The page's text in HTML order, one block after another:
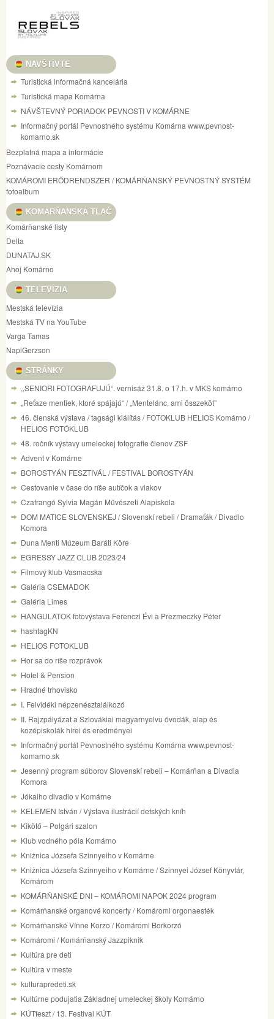
NAVŠTÍVTE
Turistická informačná kancelária
Turistická mapa Komárna
NÁVŠTEVNÝ PORIADOK PEVNOSTI V KOMÁRNE
Informačný portál Pevnostného systému Komárna www.pevnost-
komarno.sk
Bezplatná mapa a informácie
Poznávacie cesty Komárnom
KOMÁROMI ERŐDRENDSZER / KOMÁRŇANSKÝ PEVNOSTNÝ SYSTÉM
fotoalbum
KOMÁRŇANSKÁ TLAČ
Komárňanské listy
Delta
DUNATAJ.SK
Ahoj Komárno
TELEVÍZIA
Mestská televízia
Mestská TV na YouTube
Varga Tamas
NapiGerzson
STRÁNKY
,,SENIORI FOTOGRAFUJÚ“. vernisáž 31.8. o 17.h. v MKS komárno
„Reťaze mentiek, ktoré spájajú“ / „Mentelánc, ami összeköt”
46. členská výstava / tagsági kiálítás / FOTOKLUB HELIOS Komárno /
HELIOS FOTÓKLUB
48. ročník výstavy umeleckej fotografie členov ZSF
Advent v Komárne
BOROSTYÁN FESZTIVÁL / FESTIVAL BOROSTYÁN
Cestovanie v čase do ríše autíčok a vlakov
Czafrangó Sylvia Magán Művészeti Alapiskola
DOM MATICE SLOVENSKEJ / Slovenskí rebeli / Dramaťák / Divadlo
Komora
Duna Menti Múzeum Baráti Köre
EGRESSY JAZZ CLUB 2023/24
Filmový klub Vasmacska
Galéria CSEMADOK
Galéria Limes
HANGULATOK fotovýstava Ferenczi Évi a Prezmeczky Péter
hashtagKN
HELIOS FOTOKLUB
Hor sa do ríše rozprávok
Hotel & Pension
Hradné trhovisko
I. Felvidéki népzenésztalálkozó
II. Rajzpályázat a Szlovákiai magyarnyelvu óvodák, alap és
kozépiskolák hírei és eredményei
Informačný portál Pevnostného systému Komárna www.pevnost-
komarno.sk
Jesenný program súborov Slovenskí rebeli – Komárňan a Divadla
Komora
Jókaiho divadlo v Komárne
KELEMEN István / Výstava ilustrácií detských kníh
Kikötő – Polgári szalon
Klub vodného póla Komárno
Knižnica Józsefa Szinnyeiho v Komárne
Knižnica Józsefa Szinnyeiho v Komárne / Szinnyei József Könyvtár,
Komárom
KOMÁRŇANSKÉ DNI – KOMÁROMI NAPOK 2024 program
Komárňanské organové koncerty / Komáromi orgonaesték
Komárňanské Vínne Korzo / Komáromi Borkorzó
Komáromi / Komárňanský Jazzpiknik
Kultúra pre deti
Kultúra v meste
kulturapredeti.sk
Kultúrne podujatia Základnej umeleckej školy Komárno
KÚTfeszt / 13. Festival KÚT